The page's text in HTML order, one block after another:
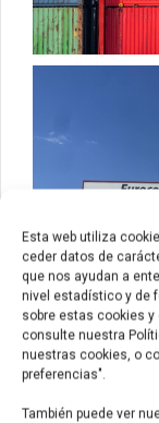
Esta web utiliza
ceder datos de
que nos ayudan a
nivel estadístico y de
sobre estas cookies
consulte nuestra
nuestras cookies, o
preferencias".
También puede ver